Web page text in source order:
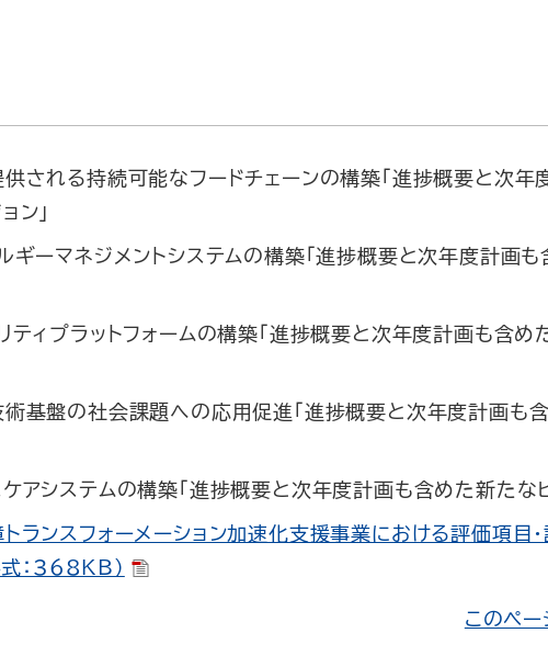
される持続可能なフードチェーンの構築「進捗概要と次年
ン」
ギーマネジメントシステムの構築「進捗概要と次年度計画
ティプラットフォームの構築「進捗概要と次年度計画も含め
基盤の社会課題への応用促進「進捗概要と次年度計画も
アシステムの構築「進捗概要と次年度計画も含めた新たなビ
ランスフォーメーション加速化支援事業における評価項目
式：368KB）
このペ